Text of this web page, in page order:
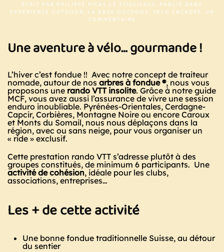
ÉCRIT PAR PHILIPPE PICAS LE 27/02/2023. PUBLIÉ DANS
EXPÉRIENCE OUTDOOR, LA BASE OUTDOOR, VELO ENCADRÉ. UN
COMMENTAIRE
Une aventure à vélo… gourmande !
L’hiver c’est fondue !! Avec notre concept de traiteur
nomade, autour de nos arbres à fondue ®, nous vous
proposons une rando VTT insolite. Grâce à notre guide
MCF, vous avez aussi l’assurance de vivre une session
enduro inoubliable. Pyrénées-Orientales, Cerdagne-
Capcir, Corbières, Montagne Noire ou encore Caroux
et Monts du Somail, nous nous déplaçons dans la
région, avec ou sans neige, pour vous organiser un
« ride » exclusif.
Cette prestation rando VTT s’adresse plutôt à des
groupes constitués, de minimum 6 participants. Une
activité de cohésion, idéale pour les clubs,
associations, entreprises…
Les + de cette activité
Une bonne fondue traditionnelle Suisse, au détour
du sentier